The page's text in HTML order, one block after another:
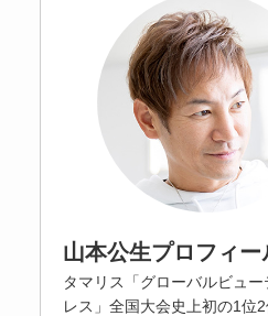
山本公生プロフィー
タマリス「グローバルビュ
レス」全国大会史上初の1位